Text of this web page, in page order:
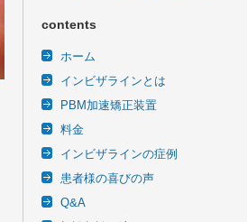
contents
ホーム
インビザラインとは
PBM加速矯正装置
料金
インビザラインの症例
患者様の喜びの声
Q&A